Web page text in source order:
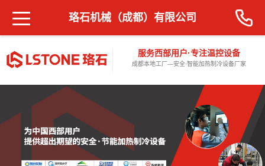
服务西部用户·专注温控设备
成都本地工厂—安全·智能加热制冷设备厂家
珞石机械（成都）有限公司